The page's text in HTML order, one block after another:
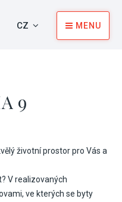
CZ MENU
9
životní prostor pro Vás a
V realizovaných
ve kterých se byty